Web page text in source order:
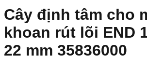
Cây định tâm cho
khoan rút lõi END
22 mm 35836000